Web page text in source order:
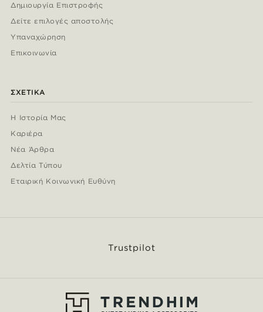
Δημιουργία Επιστροφής
Δείτε επιλογές αποστολής
Υπαναχώρηση
Επικοινωνία
ΣΧΕΤΙΚΆ
Η Ιστορία Μας
Καριέρα
Νέα Άρθρα
Δελτία Τύπου
Εταιρική Κοινωνική Ευθύνη
Trustpilot